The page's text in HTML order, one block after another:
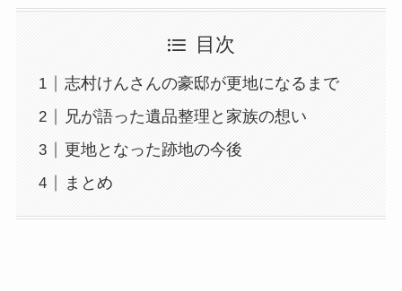
目次
志村けんさんの豪邸が更地になるまで
兄が語った遺品整理と家族の想い
更地となった跡地の今後
まとめ